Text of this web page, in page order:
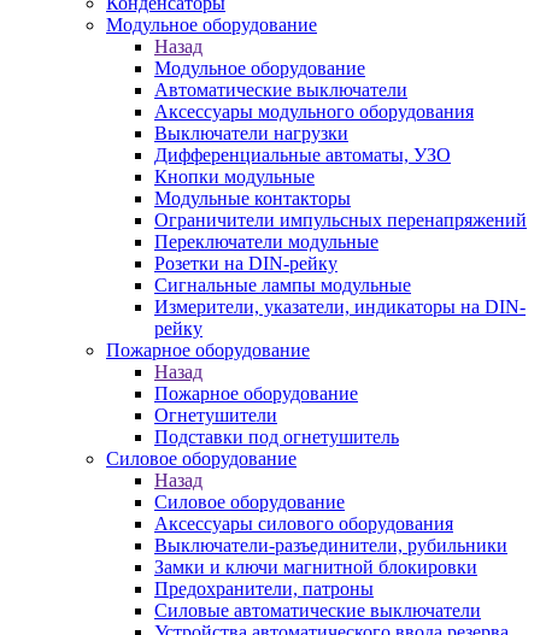
Модульное оборудование
Назад
Модульное оборудование
Автоматические выключатели
Аксессуары модульного оборудования
Выключатели нагрузки
Дифференциальные автоматы, УЗО
Кнопки модульные
Модульные контакторы
Ограничители импульсных перенапряжений
Переключатели модульные
Розетки на DIN-рейку
Сигнальные лампы модульные
Измерители, указатели, индикаторы на DIN-
рейку
Пожарное оборудование
Назад
Пожарное оборудование
Огнетушители
Подставки под огнетушитель
Силовое оборудование
Назад
Силовое оборудование
Аксессуары силового оборудования
Выключатели-разъединители, рубильники
Замки и ключи магнитной блокировки
Предохранители, патроны
Силовые автоматические выключатели